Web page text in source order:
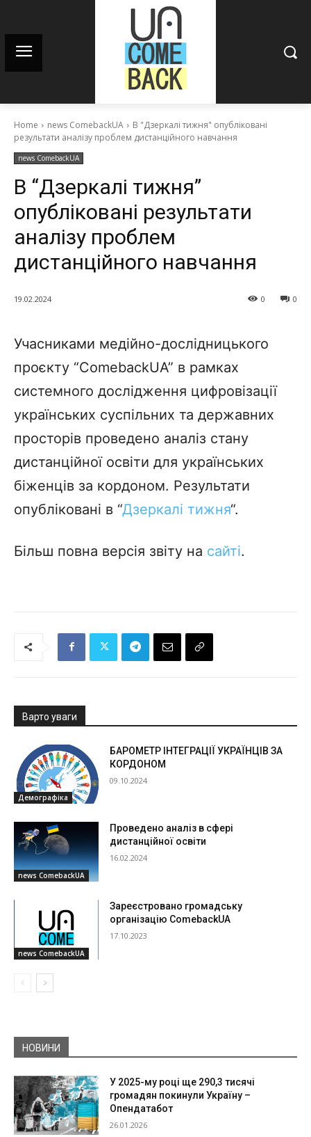
Home news ComebackUA
В "Дзеркалі тижня" опубліковані
результати аналізу проблем дистанційного навчання
news ComebackUA
В “Дзеркалі тижня”
опубліковані результати
аналізу проблем
дистанційного навчання
19.02.2024 0
0
Учасниками медійно-дослідницького
проєкту “ComebackUA” в рамках
системного дослідження цифровізації
українських суспільних та державних
просторів проведено аналіз стану
дистанційної освіти для українських
біженців за кордоном. Результати
опубліковані в “Дзеркалі тижня“.
Більш повна версія звіту на сайті.
Варто уваги
Демографіка
БАРОМЕТР ІНТЕГРАЦІЇ УКРАЇНЦІВ ЗА
КОРДОНОМ
09.10.2024
news ComebackUA
Проведено аналіз в сфері
дистанційної освіти
16.02.2024
news ComebackUA
Зареєстровано громадську
організацію ComebackUA
17.10.2023
НОВИНИ
У 2025-му році ще 290,3 тисячі
громадян покинули Україну –
Опендатабот
26.01.2026